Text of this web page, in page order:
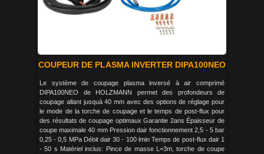
COUPEUR DE PLASMA INVERTER DIPA100NEO
Le système de coupage plasma inversé à air comprimé
DIPA100NEO de HOLZMANN permet des profondeurs de
coupage allant jusquà 40 mm avec des options de réglage pour
le mode de la torche de coupage et le temps de post-flux pour
des résultats de coupage optimaux Garantie 2ans Épaisseur de
coupe maximale 40 mm Pression dair fonctionnement 2,5 - 5 bar
0,25 - 0,5 MPa Débit dair 30 - 100 lmin Temps de post-flux dair 1
- 50 s Matériel inclus: Pince de masse L=3m, torche de coupe